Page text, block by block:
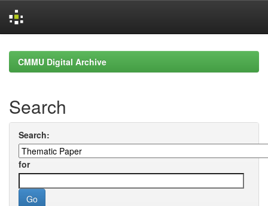
navigationCMMU Digital Archive
Search
Search:
for